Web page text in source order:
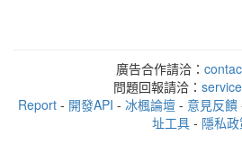
廣告合作請洽：
問題回報請洽：
Report- 開發API - 冰楓論壇- 意見反饋
址工具- 隱私